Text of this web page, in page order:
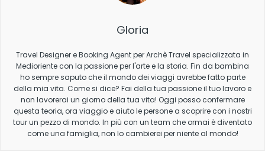
Gloria
Travel Designer e Booking Agent per Archè Travel specializzata in
Medioriente con la passione per l'arte e la storia. Fin da bambina
ho sempre saputo che il mondo dei viaggi avrebbe fatto parte
della mia vita. Come si dice? Fai della tua passione il tuo lavoro e
non lavorerai un giorno della tua vita! Oggi posso confermare
questa teoria, ora viaggio e aiuto le persone a scoprire con i nostri
tour un pezzo di mondo. In più con un team che ormai è diventato
come una famiglia, non lo cambierei per niente al mondo!